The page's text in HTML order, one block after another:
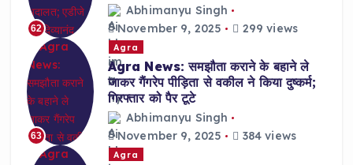
62
Abhimanyu Singh
November 9, 2025
299 views
63
Agra
Agra News: समझौता कराने के बहाने ले
जाकर गैंगरेप पीड़िता से वकील ने किया दुष्कर्म;
गिरफ्तार को पैर टूटे
Abhimanyu Singh
November 9, 2025
384 views
Agra